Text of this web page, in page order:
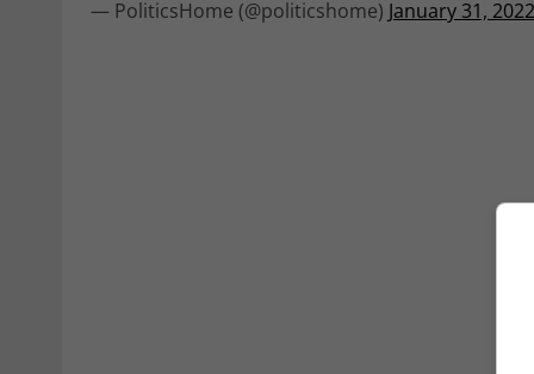
— PoliticsHome (@politicshome) January 31, 2022